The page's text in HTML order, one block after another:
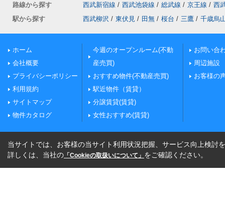
路線から探す
西武新宿線 / 西武池袋線 / 総武線 / 京王線 / 西
駅から探す
西武柳沢 / 東伏見 / 田無 / 桜台 / 三鷹 / 千歳烏
ホーム
会社概要
プライバシーポリシー
利用規約
サイトマップ
物件カタログ
今週のオープンルーム(不動
産売買)
おすすめ物件(不動産売買)
駅近物件（賃貸）
分譲賃貸(賃貸)
女性おすすめ(賃貸)
お問い合
周辺施設
お客様の
当サイトでは、お客様の当サイト利用状況把握、サービス向上検討
詳しくは、当社の 「Cookieの取扱いについて」 をご確認ください。